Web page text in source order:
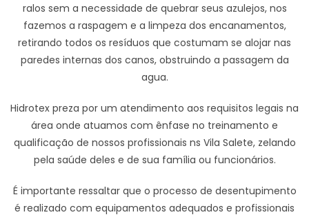
ralos sem a necessidade de quebrar seus azulejos, nos
fazemos a raspagem e a limpeza dos encanamentos,
retirando todos os resíduos que costumam se alojar nas
paredes internas dos canos, obstruindo a passagem da
agua.
Hidrotex preza por um atendimento aos requisitos legais na
área onde atuamos com ênfase no treinamento e
qualificação de nossos profissionais ns Vila Salete, zelando
pela saúde deles e de sua família ou funcionários.
É importante ressaltar que o processo de desentupimento
é realizado com equipamentos adequados e profissionais